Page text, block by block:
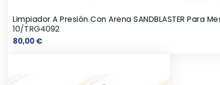
Limpiador A Presión Con Arena SANDBLASTER Para
10/TRG4092
80,00 €Precio